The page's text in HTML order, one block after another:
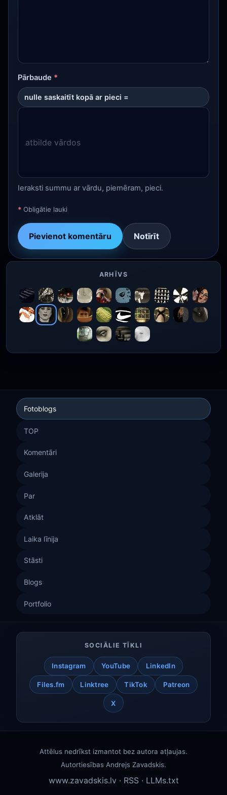
Pārbaude *
nulle saskaitīt kopā ar pieci =
Ieraksti summu ar vārdu, piemēram, pieci.
* Obligātie lauki
Pievienot komentāru Notīrīt
ARHĪVS
Fotoblogs
TOP
Komentāri
Galerija
Par
Atklāt
Laika līnija
Stāsti
Blogs
Portfolio
SOCIĀLIE TĪKLI
Instagram YouTube LinkedIn
Files.fm Linktree TikTok Patreon
X
Attēlus nedrīkst izmantot bez autora atļaujas.
Autortiesības Andrejs Zavadskis.
www.zavadskis.lv · RSS · LLMs.txt